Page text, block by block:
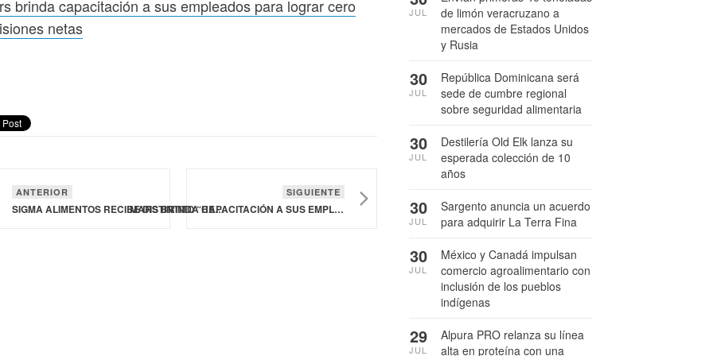
brinda capacitación a sus empleados para lograr cero
netas
ANTERIOR
SIGMA ALIMENTOS RECIBE DISTINTITO “HECHO EN NUEVO LEÓN”, POR PARTE DEL GOBIERNO DEL ESTADO
SIGUIENTE
MARS BRINDA CAPACITACIÓN A SUS EMPLEADOS PARA LOGRAR CERO EMISIONES NETAS
de limón veracruzano a
mercados de Estados Unidos
y Rusia
JUL
República Dominicana será
sede de cumbre regional
sobre seguridad alimentaria
30
JUL
Destilería Old Elk lanza su
esperada colección de 10
años
30
JUL
Sargento anuncia un acuerdo
para adquirir La Terra Fina
30
JUL
México y Canadá impulsan
comercio agroalimentario con
inclusión de los pueblos
indígenas
30
JUL
Alpura PRO relanza su línea
alta en proteína con una
29
JUL